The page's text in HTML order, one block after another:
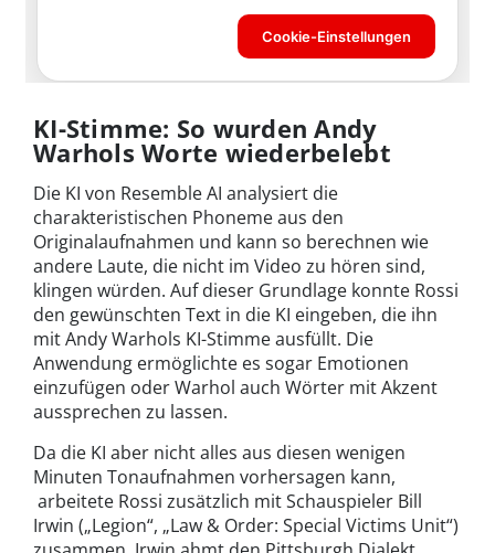
KI-Stimme: So wurden Andy
Warhols Worte wiederbelebt
Die KI von Resemble AI analysiert die
charakteristischen Phoneme aus den
Originalaufnahmen und kann so berechnen wie
andere Laute, die nicht im Video zu hören sind,
klingen würden. Auf dieser Grundlage konnte Rossi
den gewünschten Text in die KI eingeben, die ihn
mit Andy Warhols KI-Stimme ausfüllt. Die
Anwendung ermöglichte es sogar Emotionen
einzufügen oder Warhol auch Wörter mit Akzent
aussprechen zu lassen.
Da die KI aber nicht alles aus diesen wenigen
Minuten Tonaufnahmen vorhersagen kann,
arbeitete Rossi zusätzlich mit Schauspieler Bill
Irwin („Legion“, „Law & Order: Special Victims Unit“)